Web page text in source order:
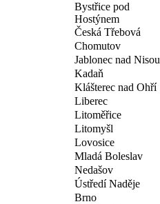
Bystřice pod
Hostýnem
Česká Třebová
Chomutov
Jablonec nad Nisou
Kadaň
Klášterec nad Ohří
Liberec
Litoměřice
Litomyšl
Lovosice
Mladá Boleslav
Nedašov
Ústředí Naděje
Brno